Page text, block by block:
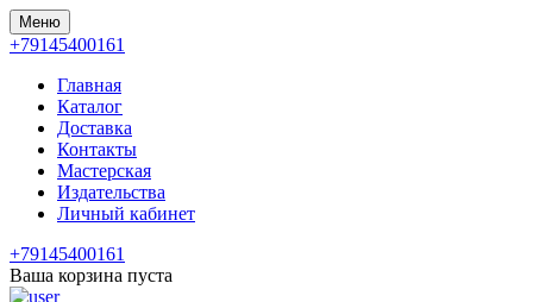
Меню
+79145400161
Главная
Каталог
Доставка
Контакты
Мастерская
Издательства
Личный кабинет
+79145400161
Ваша корзина пуста